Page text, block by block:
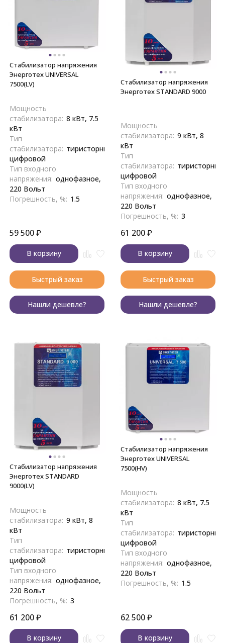
Стабилизатор напряжения
Энерготех UNIVERSAL
7500(LV)
Мощность
стабилизатора: 8 кВт, 7.5
кВт
Тип
стабилизатора: тиристорный,
цифровой
Тип входного
напряжения: однофазное,
220 Вольт
Погрешность, %: 1.5
59 500₽
В корзину
Быстрый заказ
Нашли дешевле?
Стабилизатор напряжения
Энерготех STANDARD 9000
Мощность
стабилизатора: 9 кВт, 8
кВт
Тип
стабилизатора:
цифровой
Тип входного
напряжения: однофазное,
220 Вольт
Погрешность, %: 3
61 200₽
В корзину
Быстрый заказ
Нашли дешевле?
Стабилизатор напряжения
Энерготех STANDARD
9000(LV)
Мощность
стабилизатора: 9 кВт, 8
кВт
Тип
стабилизатора: тиристорный,
цифровой
Тип входного
напряжения: однофазное,
220 Вольт
Погрешность, %: 3
61 200₽
В корзину
Стабилизатор напряжения
Энерготех UNIVERSAL
7500(HV)
Мощность
стабилизатора: 8 кВт, 7.5
кВт
Тип
стабилизатора:
цифровой
Тип входного
напряжения: однофазное,
220 Вольт
Погрешность, %: 1.5
62 500₽
В корзину